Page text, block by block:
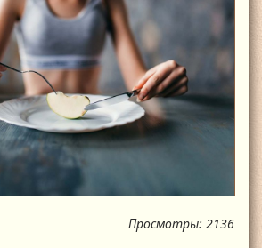
Просмотры: 2136